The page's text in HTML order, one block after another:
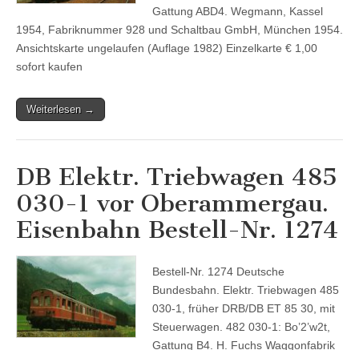
Gattung ABD4. Wegmann, Kassel
1954, Fabriknummer 928 und Schaltbau GmbH, München 1954.
Ansichtskarte ungelaufen (Auflage 1982) Einzelkarte € 1,00
sofort kaufen
Weiterlesen →
DB Elektr. Triebwagen 485
030-1 vor Oberammergau.
Eisenbahn Bestell-Nr. 1274
Bestell-Nr. 1274 Deutsche
Bundesbahn. Elektr. Triebwagen 485
030-1, früher DRB/DB ET 85 30, mit
Steuerwagen. 482 030-1: Bo’2’w2t,
Gattung B4. H. Fuchs Waggonfabrik